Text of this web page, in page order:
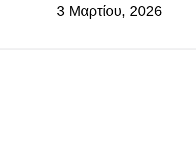
3 Μαρτίου, 2026